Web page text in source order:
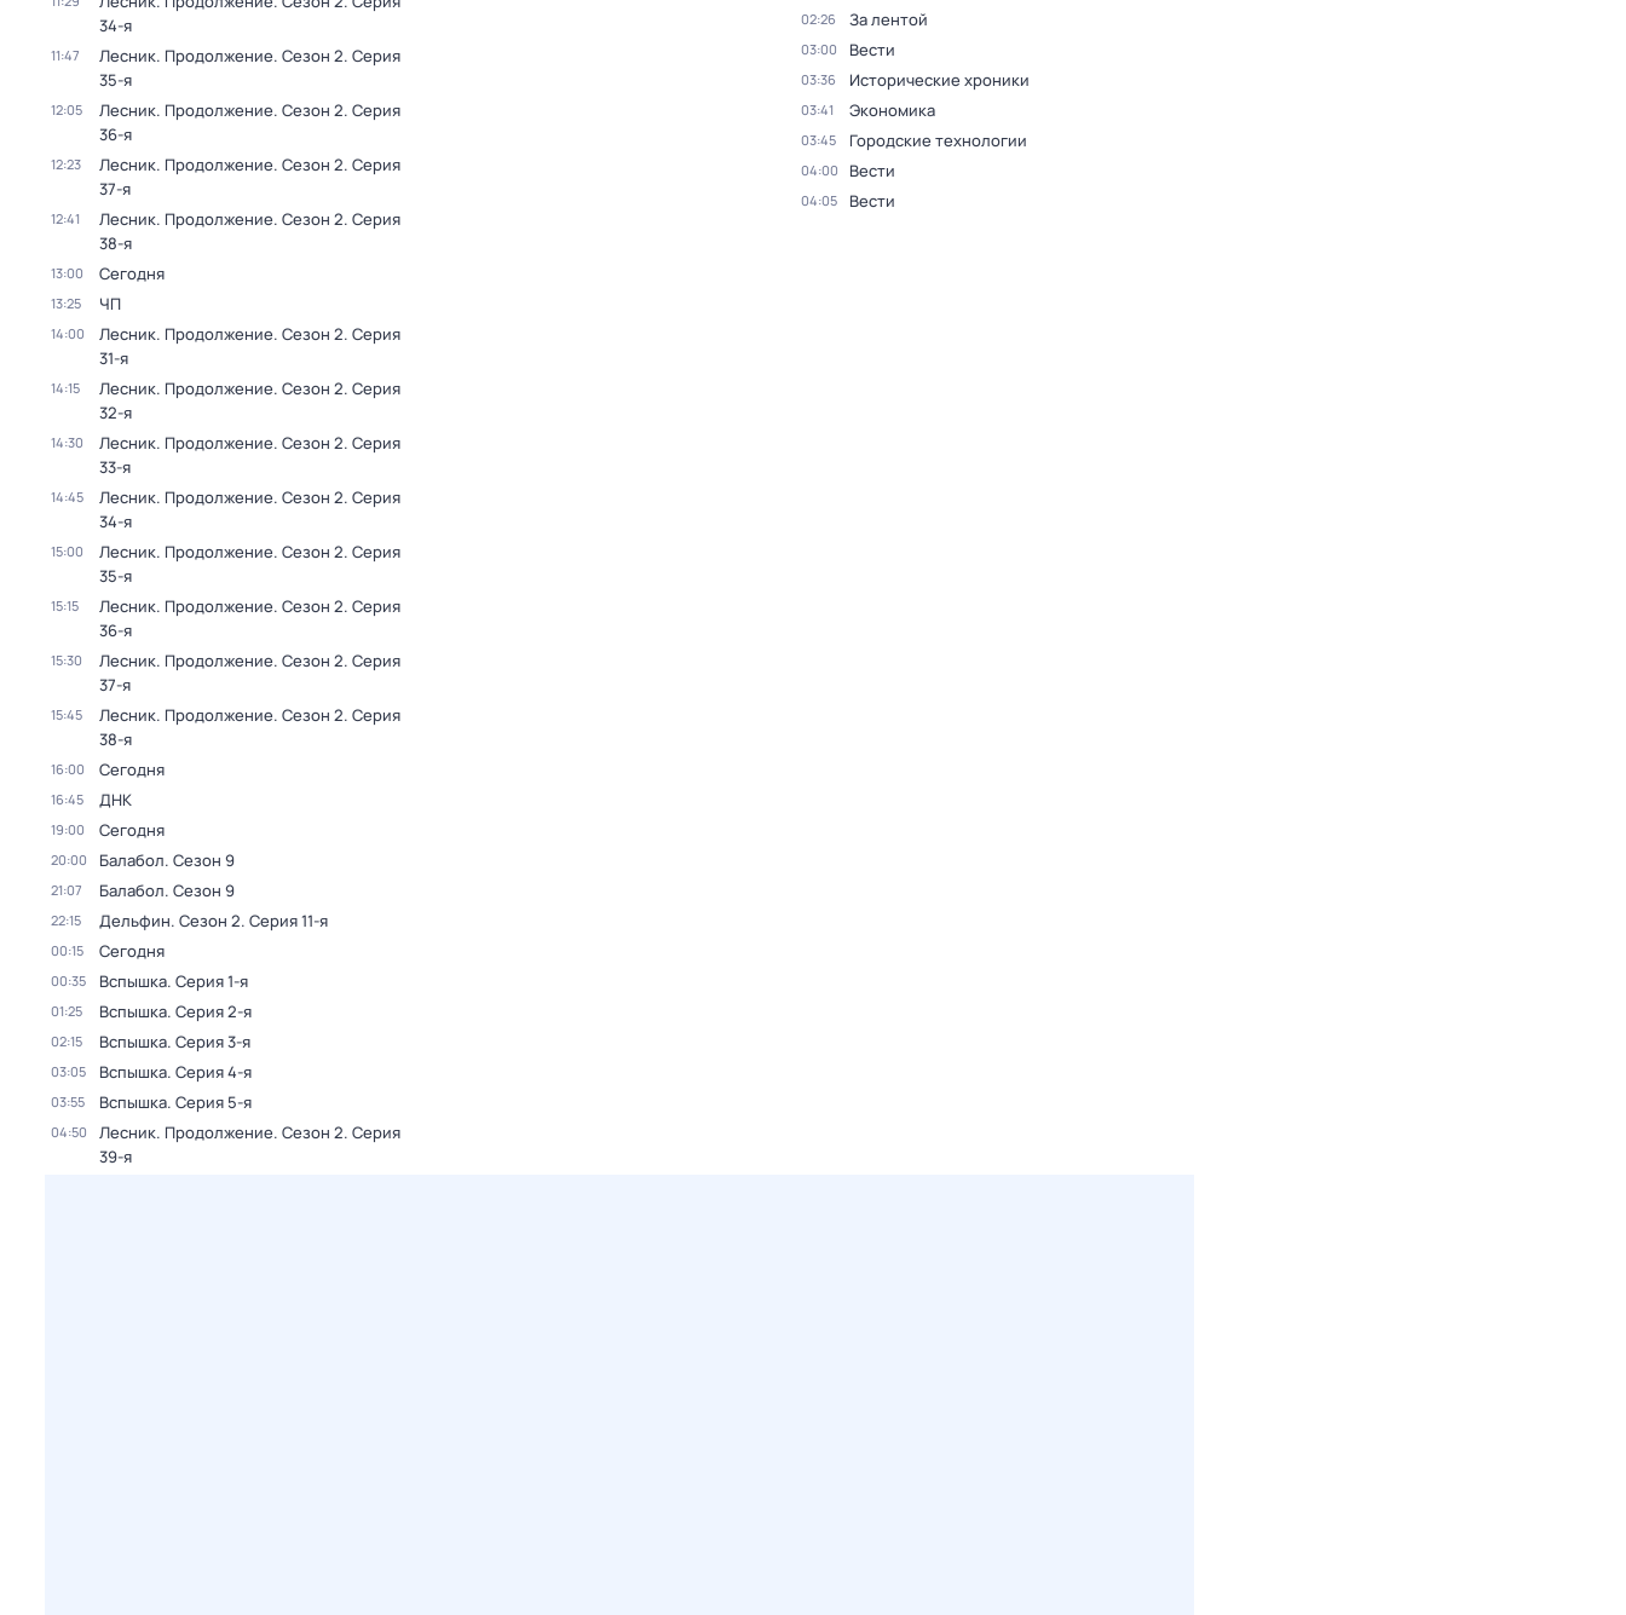
34-я
11:47 Лесник. Продолжение. Сезон 2. Серия
35-я
12:05 Лесник. Продолжение. Сезон 2. Серия
36-я
12:23 Лесник. Продолжение. Сезон 2. Серия
37-я
12:41 Лесник. Продолжение. Сезон 2. Серия
38-я
13:00 Сегодня
13:25 ЧП
14:00 Лесник. Продолжение. Сезон 2. Серия
31-я
14:15 Лесник. Продолжение. Сезон 2. Серия
32-я
14:30 Лесник. Продолжение. Сезон 2. Серия
33-я
14:45 Лесник. Продолжение. Сезон 2. Серия
34-я
15:00 Лесник. Продолжение. Сезон 2. Серия
35-я
15:15 Лесник. Продолжение. Сезон 2. Серия
36-я
15:30 Лесник. Продолжение. Сезон 2. Серия
37-я
15:45 Лесник. Продолжение. Сезон 2. Серия
38-я
16:00 Сегодня
16:45 ДНК
19:00 Сегодня
20:00 Балабол. Сезон 9
21:07 Балабол. Сезон 9
22:15 Дельфин. Сезон 2. Серия 11-я
00:15 Сегодня
00:35 Вспышка. Серия 1-я
01:25 Вспышка. Серия 2-я
02:15 Вспышка. Серия 3-я
03:05 Вспышка. Серия 4-я
03:55 Вспышка. Серия 5-я
04:50 Лесник. Продолжение. Сезон 2. Серия
39-я
02:26 За лентой
03:00 Вести
03:36 Исторические хроники
03:41 Экономика
03:45 Городские технологии
04:00 Вести
04:05 Вести